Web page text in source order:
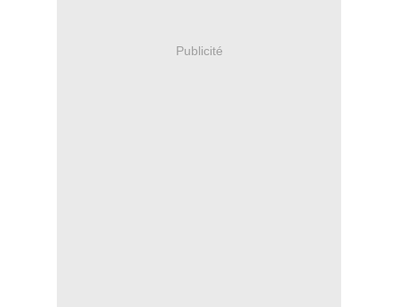
Publicité